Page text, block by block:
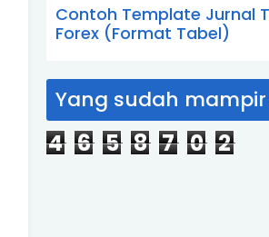
Contoh Template Jurnal
Forex (Format Tabel)
Yang sudah mampir
4 6 5 8 7 0 2